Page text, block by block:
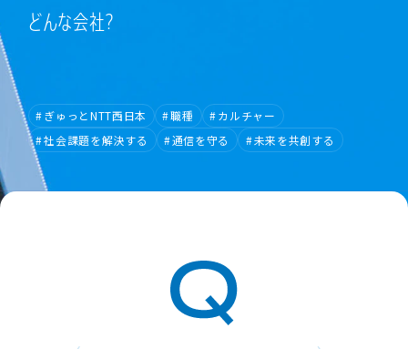
どんな会社?
#ぎゅっとNTT西日本 #職種 #カルチャー
#社会課題を解決する #通信を守る #未来を共創する